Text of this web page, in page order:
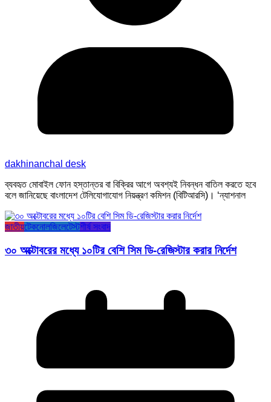
dakhinanchal desk
ব্যবহৃত মোবাইল ফোন হস্তান্তর বা বিক্রির আগে অবশ্যই নিবন্ধন বাতিল করতে হবে
বলে জানিয়েছে বাংলাদেশ টেলিযোগাযোগ নিয়ন্ত্রণ কমিশন (বিটিআরসি)। ‘ন্যাশনাল
জাতীয়টেকনোলজিলেটেস্টশীর্ষ সংবাদ
৩০ অক্টোবরের মধ্যে ১০টির বেশি সিম ডি-রেজিস্টার করার নির্দেশ